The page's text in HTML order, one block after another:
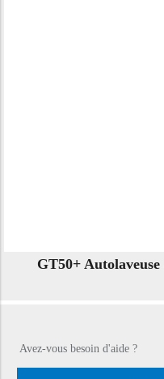
GT50+
Avez-vous besoin d'aide ?